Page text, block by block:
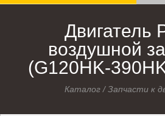
Двигатель
воздушной
(G120HK-
Каталог /Запчасти к